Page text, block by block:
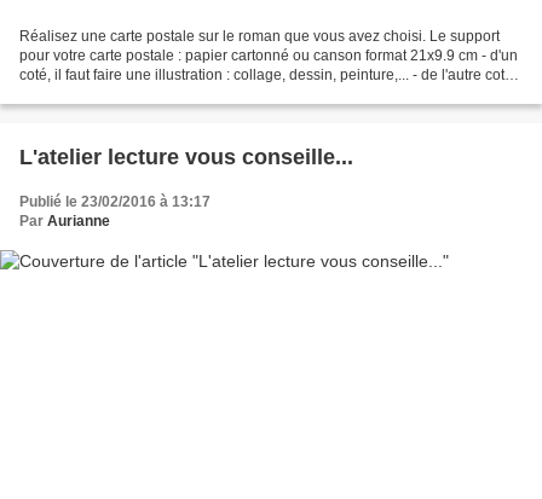
Réalisez une carte postale sur le roman que vous avez choisi. Le support
pour votre carte postale : papier cartonné ou canson format 21x9.9 cm - d'un
coté, il faut faire une illustration : collage, dessin, peinture,... - de l'autre coté,
L'atelier lecture vous conseille...
Publié le 23/02/2016 à 13:17
Par Aurianne